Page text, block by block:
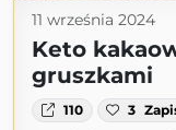
11 września 2024
Keto
gruszkami
110 3